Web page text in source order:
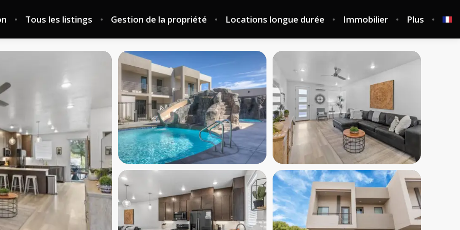
Tous les listings Gestion de la propriété Locations longue durée Immobilier Plus